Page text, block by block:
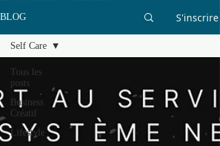
BLOG S'inscrire
Tous les
posts
Business
Créatif
Lifestyle
Self Care